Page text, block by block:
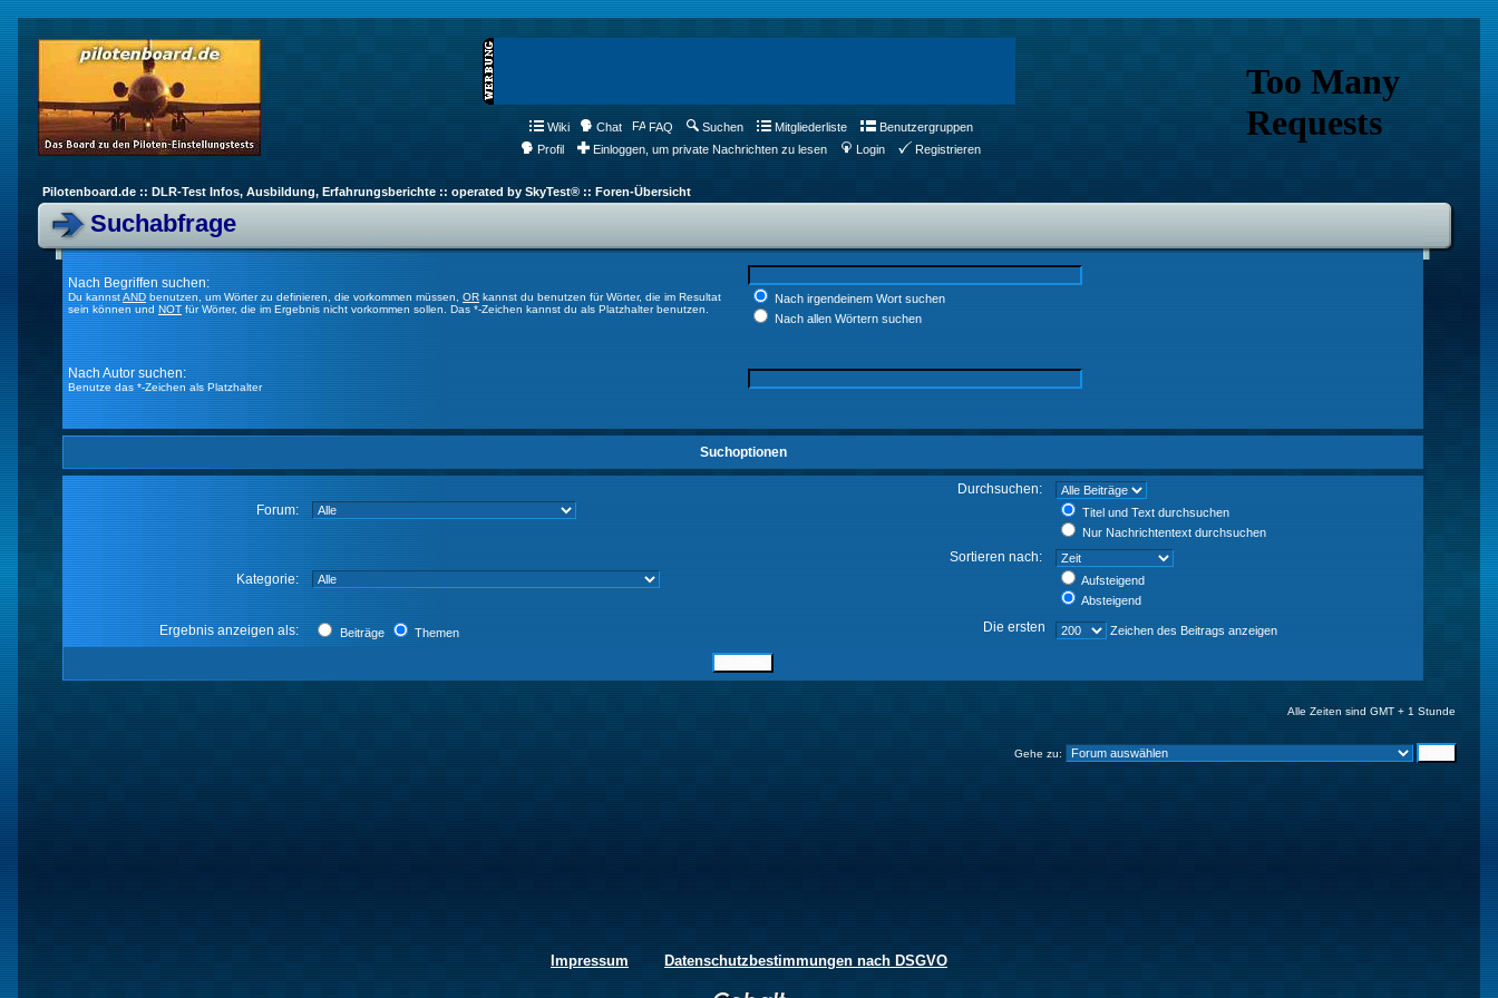
Wiki Chat FAQ Suchen Mitgliederliste
Benutzergruppen
Profil
Einloggen, um private Nachrichten zu lesen Login Registrieren
Pilotenboard.de :: DLR-Test Infos, Ausbildung, Erfahrungsberichte :: operated by SkyTest® :: Foren-Übersicht
Suchabfrage
Nach Begriffen suchen:
Du kannstAND benutzen, um Wörter zu definieren, die vorkommen müssen, OR kannst du benutzen für Wörter, die im Resultat
sein können und NOT für Wörter, die im Ergebnis nicht vorkommen sollen. Das *-Zeichen kannst du als Platzhalter benutzen.
Nach irgendeinem Wort suchen
Nach allen Wörtern suchen
Nach Autor suchen:
Benutze das *-Zeichen als Platzhalter
Suchoptionen
Forum:
Durchsuchen:
Titel und Text durchsuchen
Nur Nachrichtentext durchsuchen
Kategorie:
Sortieren nach:
Aufsteigend
Absteigend
Ergebnis anzeigen als: Beiträge Themen Die ersten Zeichen des Beitrags anzeigen
Alle Zeiten sind GMT + 1 Stunde
Gehe zu:
Impressum Datenschutzbestimmungen nach DSGVO